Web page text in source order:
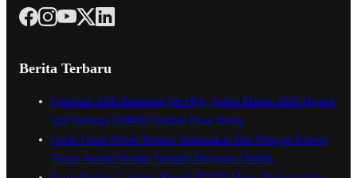
Berita Terbaru
Gubernur ASR Resmikan GETRA, Sultra Maimo 2026 Dipacu
Jadi Gerbang UMKM Tembus Pasar Dunia
Gerak Cepat Polsek Kolono Selamatkan Dua Nelayan Kolono
Timur Setelah Perahu Terbalik Dihantam Ombak